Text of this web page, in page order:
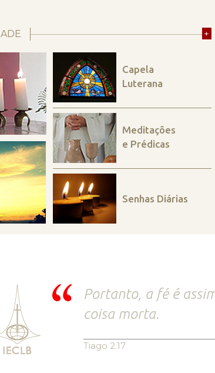
+
Capela
Luterana
Meditações
e Prédicas
Senhas Diárias
Portanto, a fé é
coisa morta.
Tiago 2.17